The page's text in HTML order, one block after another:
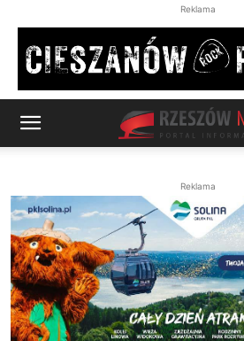
Reklama
Reklama